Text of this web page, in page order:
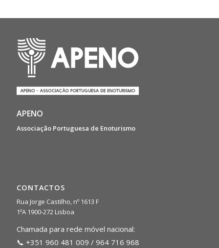
APENO
Associação Portuguesa de Enoturismo
CONTACTOS
Rua Jorge Castilho, nº 1613 F
1ºA 1900-272 Lisboa
Chamada para rede móvel nacional:
📞 +351 960 481 009 / 964 716 968